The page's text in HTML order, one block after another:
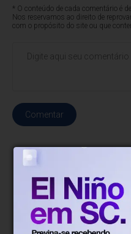
* O conteúdo de cada comentário é
Nos reservamos ao direito de
com o propósito do site ou que
Comentar
Há
A briga pelo
elege, mas todo
beijada